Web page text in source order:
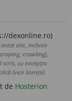
dexonline.ro)
site, inclusiv
crawling),
cu excepția
(vezi licența).
de Hosterion